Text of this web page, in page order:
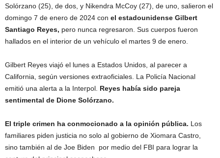
Solórzano (25), de dos, y Nikendra McCoy (27), de uno, salieron el
domingo 7 de enero de 2024 con el estadounidense Gilbert
Santiago Reyes, pero nunca regresaron. Sus cuerpos fueron
hallados en el interior de un vehículo el martes 9 de enero.
Gilbert Reyes viajó el lunes a Estados Unidos, al parecer a
California, según versiones extraoficiales. La Policía Nacional
emitió una alerta a la Interpol. Reyes había sido pareja
sentimental de Dione Solórzano.
El triple crimen ha conmocionado a la opinión pública. Los
familiares piden justicia no solo al gobierno de Xiomara Castro,
sino también al de Joe Biden por medio del FBI para lograr la